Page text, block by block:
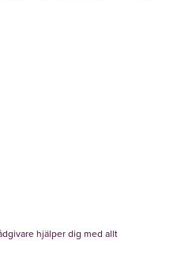
hjälper dig med allt